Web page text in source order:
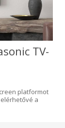
TV-
platformot
elérhetővé a